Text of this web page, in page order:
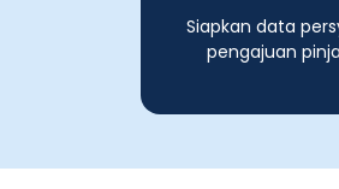
Siapkan data
pengajuan